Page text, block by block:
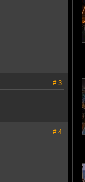
# 3
# 4